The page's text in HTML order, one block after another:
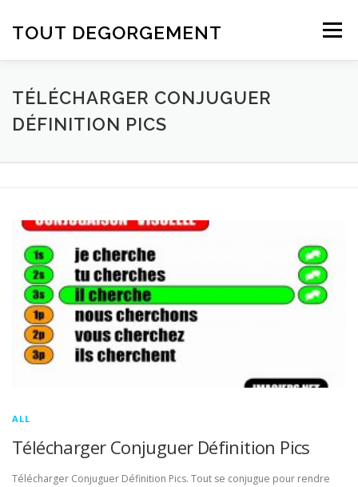
TOUT DEGORGEMENT Menu
TÉLÉCHARGER CONJUGUER
DÉFINITION PICS
ALL
Télécharger Conjuguer Définition Pics
Télécharger Conjuguer Définition Pics. Tout se conjugue pour rendre